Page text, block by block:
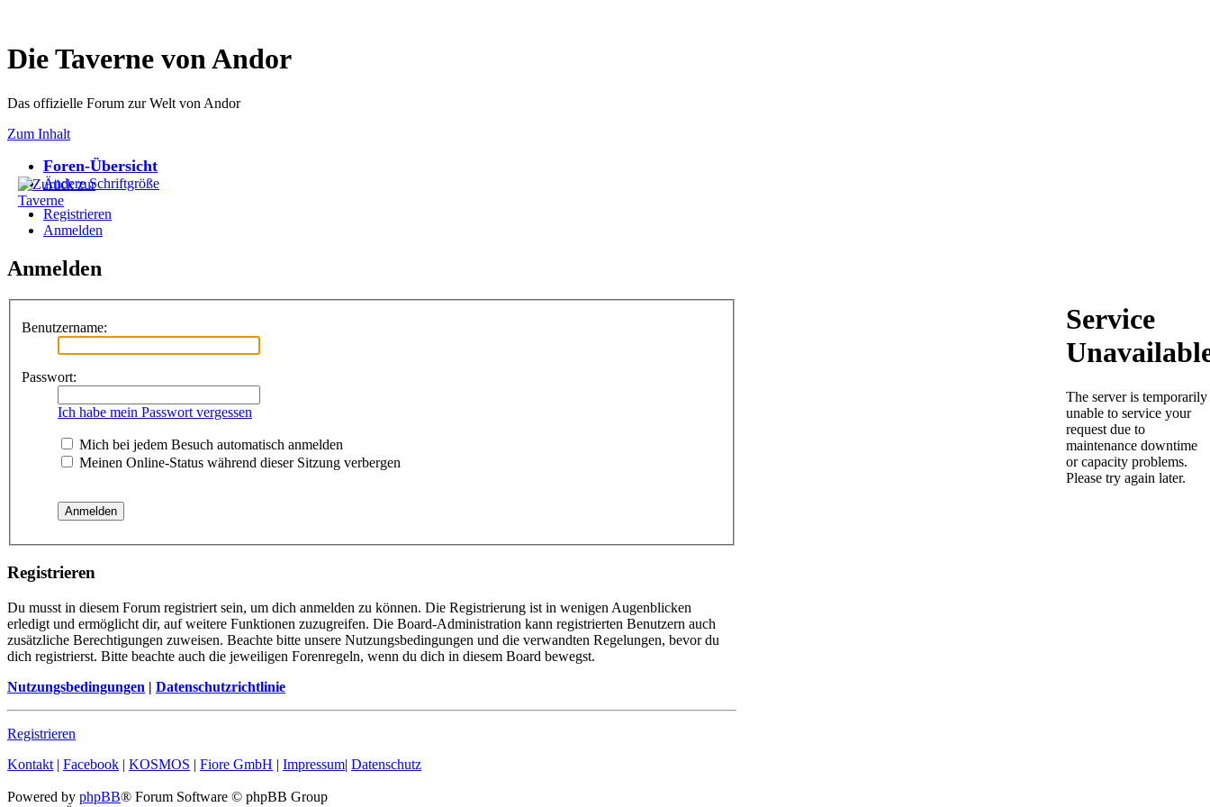
Die Taverne von Andor
Das offizielle Forum zur Welt von Andor
Zum Inhalt
Foren-Übersicht
Ändere Schriftgröße
Registrieren
Anmelden
Anmelden
Benutzername:
Passwort:
Ich habe mein Passwort vergessen
Mich bei jedem Besuch automatisch anmelden
Meinen Online-Status während dieser Sitzung verbergen
Registrieren
Du musst in diesem Forum registriert sein, um dich anmelden zu können. Die Registrierung ist in wenigen Augenblicken
erledigt und ermöglicht dir, auf weitere Funktionen zuzugreifen. Die Board-Administration kann registrierten Benutzern auch
zusätzliche Berechtigungen zuweisen. Beachte bitte unsere Nutzungsbedingungen und die verwandten Regelungen, bevor du
dich registrierst. Bitte beachte auch die jeweiligen Forenregeln, wenn du dich in diesem Board bewegst.
Nutzungsbedingungen | Datenschutzrichtlinie
Registrieren
Kontakt | Facebook | KOSMOS | Fiore GmbH | Impressum| Datenschutz
Powered by phpBB® Forum Software © phpBB Group